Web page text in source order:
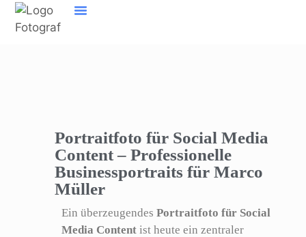
springen
Portraitfoto für Social Media
Content – Professionelle
Businessportraits für Marco
Müller
Ein überzeugendes Portraitfoto für Social
Media Content ist heute ein zentraler